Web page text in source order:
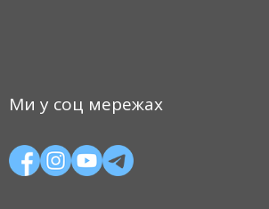
Ми у соц мережах